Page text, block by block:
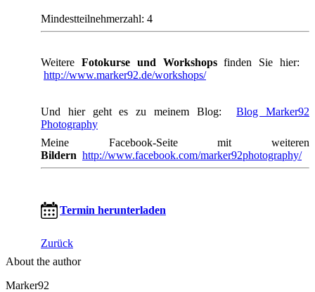
Mindestteilnehmerzahl: 4
Weitere Fotokurse und Workshopsfinden Sie hier:
http://www.marker92.de/workshops/
Und hier geht es zu meinem Blog:Blog Marker92
Photography
Meine Facebook-Seite mit weiteren
Bildern http://www.facebook.com/marker92photography/
Termin herunterladen
Zurück
About the author
Marker92